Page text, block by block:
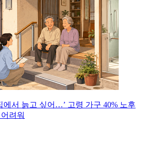
에서 늙고 싶어…’ 고령 가구 40% 노후
려워